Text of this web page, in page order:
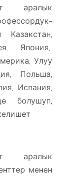
аралык
Казакстан,
Япония,
Улуу
Польша,
Испания,
болушуп,
аралык
менен